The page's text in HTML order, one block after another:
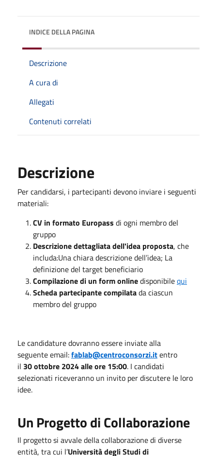
INDICE DELLA PAGINA
Descrizione
A cura di
Allegati
Contenuti correlati
Descrizione
Per candidarsi, i partecipanti devono inviare i seguenti
materiali:
CV in formato Europass di ogni membro del
gruppo
Descrizione dettagliata dell'idea proposta, che
includa:Una chiara descrizione dell’idea; La
definizione del target beneficiario
Compilazione di un form onlinedisponibilequi
Scheda partecipante compilatada ciascun
membro del gruppo
Le candidature dovranno essere inviate alla
seguente email:fablab@centroconsorzi.itentro
il 30ottobre 2024 alle ore 15:00. I candidati
selezionati riceveranno un invito per discutere le loro
idee.
Un Progetto di Collaborazione
Il progetto si avvale della collaborazione di diverse
entità, tra cui l’Università degli Studi di